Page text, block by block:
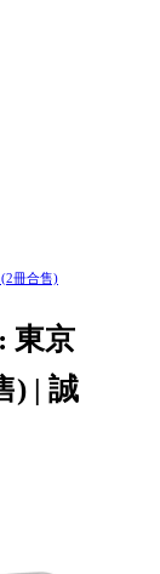
冊合售)
東京
) | 誠